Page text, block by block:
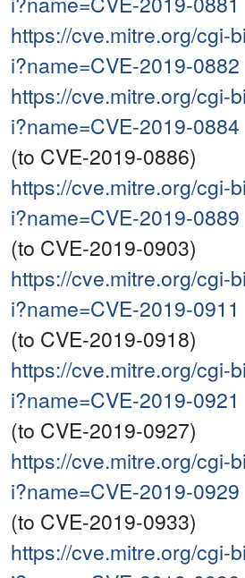
https://cve.mitre.org/cgi-
i?name=CVE-2019-0882
https://cve.mitre.org/cgi-
i?name=CVE-2019-0884
(to CVE-2019-0886)
https://cve.mitre.org/cgi-
i?name=CVE-2019-0889
(to CVE-2019-0903)
https://cve.mitre.org/cgi-
i?name=CVE-2019-0911
(to CVE-2019-0918)
https://cve.mitre.org/cgi-
i?name=CVE-2019-0921
(to CVE-2019-0927)
https://cve.mitre.org/cgi-
i?name=CVE-2019-0929
(to CVE-2019-0933)
https://cve.mitre.org/cgi-